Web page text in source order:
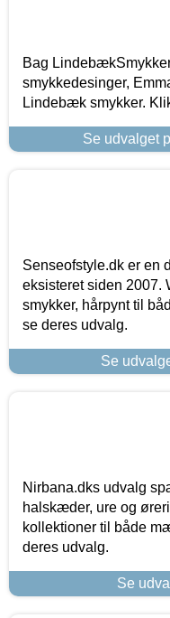
Bag
smykkedesinger,
Lindebæk smykker.
Se udvalget
Senseofstyle.dk er en
eksisteret siden 2007.
smykker, hårpynt til
se deres udvalg.
Se
Nirbana.dks udvalg
halskæder, ure og
kollektioner til både
deres udvalg.
Se